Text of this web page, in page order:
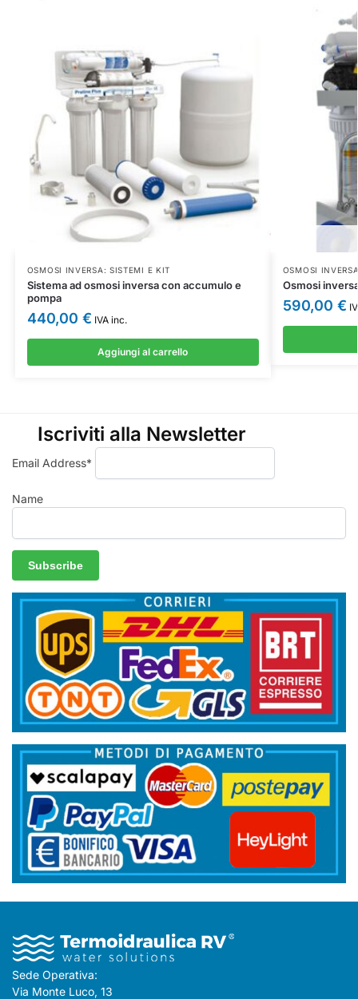
OSMOSI INVERSA: SISTEMI E KIT
Sistema ad osmosi inversa con accumulo e
pompa
440,00 € IVA inc.
Aggiungi al carrello
OSMOSI
Osmosi
590,00 €
Iscriviti alla Newsletter
Email Address*
Name
Sede Operativa:
Via Monte Luco, 13